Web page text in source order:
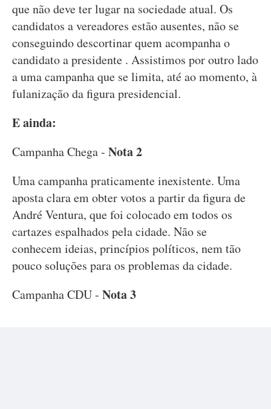
que não deve ter lugar na sociedade atual. Os
candidatos a vereadores estão ausentes, não se
conseguindo descortinar quem acompanha o
candidato a presidente . Assistimos por outro lado
a uma campanha que se limita, até ao momento, à
fulanização da figura presidencial.
E ainda:
Campanha Chega - Nota 2
Uma campanha praticamente inexistente. Uma
aposta clara em obter votos a partir da figura de
André Ventura, que foi colocado em todos os
cartazes espalhados pela cidade. Não se
conhecem ideias, princípios políticos, nem tão
pouco soluções para os problemas da cidade.
Campanha CDU - Nota 3